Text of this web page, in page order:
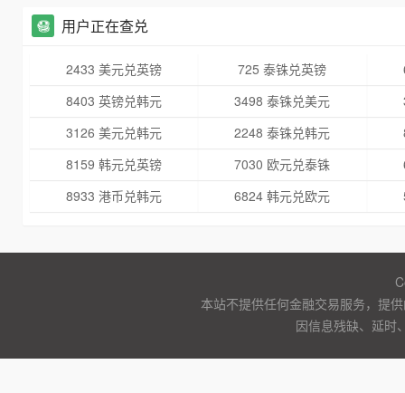
用户正在查兑
2433 美元兑英镑 725 泰铢兑英镑
8403 英镑兑韩元
3498 泰铢兑美元
3126 美元兑韩元
2248 泰铢兑韩元
8159 韩元兑英镑
7030 欧元兑泰铢
8933 港币兑韩元
6824 韩元兑欧元
本站不提供任何金融交易服务，提
因信息残缺、延时